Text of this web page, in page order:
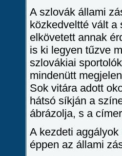
A szlovák állami
közkedveltté vált a
elkövetett annak
is ki legyen tűzve
szlovákiai
mindenütt
Sok vitára adott
hátsó síkján a
ábrázolja, s a
A kezdeti
éppen az állami